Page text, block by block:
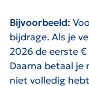
Bijvoorbeeld:
bijdrage. Als je
2026 de eerste €
Daarna betaal je
niet volledig